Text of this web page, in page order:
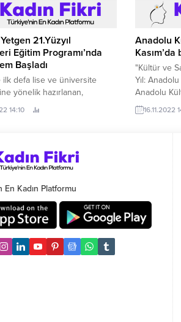
21.Yüzyıl
Eğitim Programı’nda
Başladı
ilk defa lise ve üniversite
yönelik hazırlanan,
14:10
Anadolu
Kasım’da
"Kültür ve
Yıl:
Anadolu
16.11.2022
Kadın Platformu